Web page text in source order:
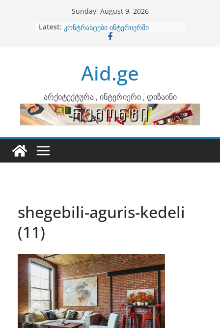
Sunday, August 9, 2026
Latest: ბინების გაერთიანება
კონტრასტები ინტერიერში
ინტერიერის დიზიანი
არტემიდი წარმოგიდგენთ
Aid.ge
არქიტექტურა , ინტერიერი , დიზაინი
shegebili-aguris-kedeli
(11)